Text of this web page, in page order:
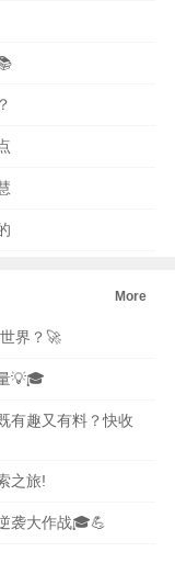
More
界？🚀
💡🎓
有趣又有料？快收
之旅!
袭大作战🎓💪